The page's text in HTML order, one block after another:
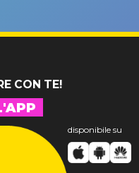
CON TE!
disponibile su